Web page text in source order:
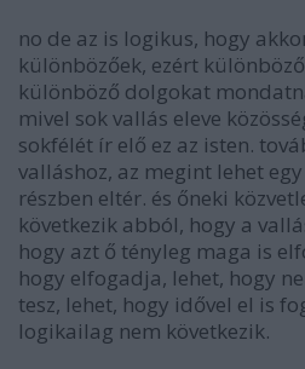
no de az is logikus, hogy
különbözőek, ezért
különböző dolgokat
mivel sok vallás eleve
sokfélét ír elő ez az isten.
valláshoz, az megint lehet
részben eltér. és őneki
következik abból, hogy a
hogy azt ő tényleg maga is
hogy elfogadja, lehet, hogy
tesz, lehet, hogy idővel el is
logikailag nem következik.